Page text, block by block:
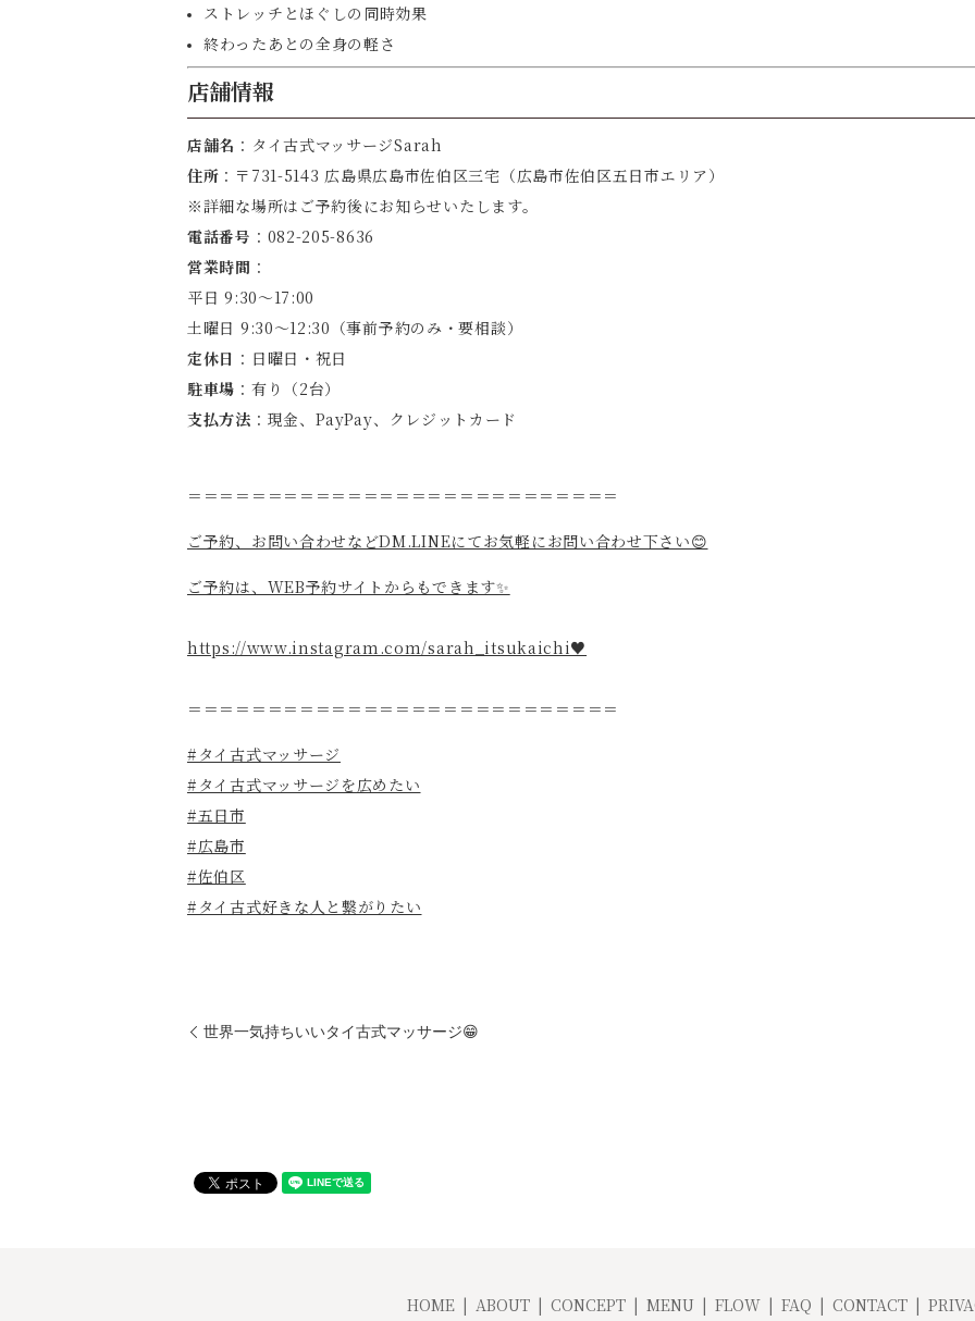
ストレッチとほぐしの同時効果
終わったあとの全身の軽さ
店舗情報
店舗名 ：タイ古式マッサージSarah
住所 ：〒731-5143 広島県広島市佐伯区三宅（広島市佐伯区五日市エリア）
※詳細な場所はご予約後にお知らせいたします。
電話番号 ：082-205-8636
営業時間 ：
平日 9:30～17:00
土曜日 9:30～12:30（事前予約のみ・要相談）
定休日 ：日曜日・祝日
駐車場 ：有り（2台）
支払方法 ：現金、PayPay、クレジットカード
＝＝＝＝＝＝＝＝＝＝＝＝＝＝＝＝＝＝＝＝＝＝＝＝＝＝＝
ご予約、お問い合わせなどDM.LINEにてお気軽にお問い合わせ下さい😊
ご予約は、WEB予約サイトからもできます✨
https://www.instagram.com/sarah_itsukaichi♥️
＝＝＝＝＝＝＝＝＝＝＝＝＝＝＝＝＝＝＝＝＝＝＝＝＝＝＝
#タイ古式マッサージ
#タイ古式マッサージを広めたい
#五日市
#広島市
#佐伯区
#タイ古式好きな人と繋がりたい
世界一気持ちいいタイ古式マッサージ😁
HOME ABOUT CONCEPT MENU FLOW FAQ CONTACT